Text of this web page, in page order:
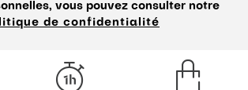
vous pouvez consulter notre
de confidentialité